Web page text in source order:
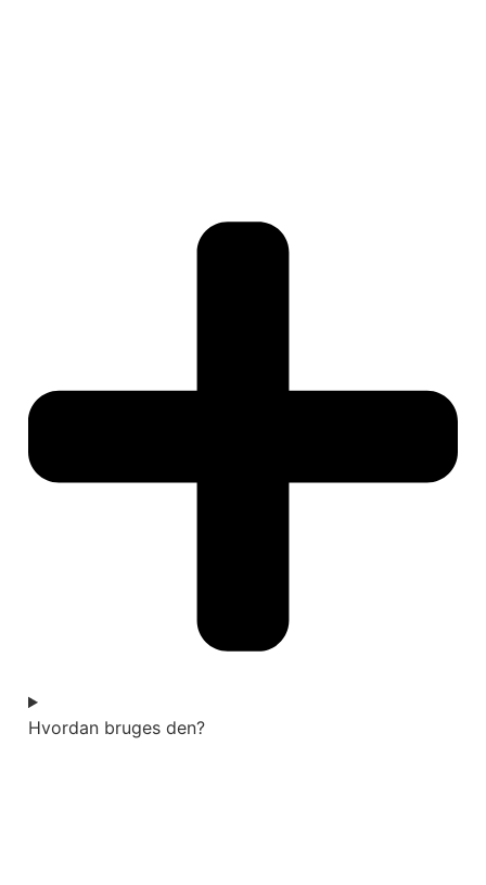
Hvordan bruges den?